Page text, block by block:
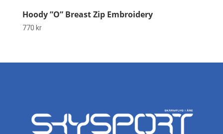
Hoody ”O” Breast Zip Embroidery
770 kr